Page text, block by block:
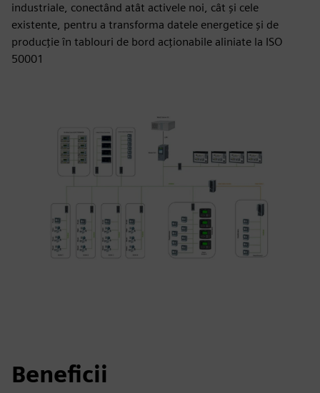
industriale, conectând atât activele noi, cât și cele
existente, pentru a transforma datele energetice și de
producție în tablouri de bord acționabile aliniate la ISO
50001
Beneficii